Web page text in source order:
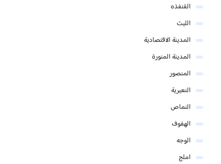
القنفذه
الليث
المدينة الاقتصادية
المدينة المنورة
المنصور
النعيرية
النماص
الهفوف
الوجه
املج